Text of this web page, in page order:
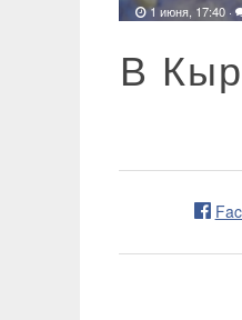
1 июня, 17:40 ·
В